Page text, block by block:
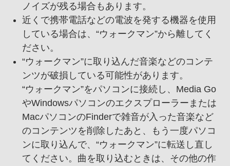
ノイズが残る場合もあります。
近くで携帯電話などの電波を発する機器を使用
している場合は、“ウォークマン”から離してく
ださい。
“ウォークマン”に取り込んだ音楽などのコンテ
ンツが破損している可能性があります。
“ウォークマン”をパソコンに接続し、Media Go
やWindowsパソコンのエクスプローラーまたは
MacパソコンのFinderで雑音が入った音楽など
のコンテンツを削除したあと、もう一度パソコ
ンに取り込んで、“ウォークマン”に転送し直し
てください。曲を取り込むときは、その他の作